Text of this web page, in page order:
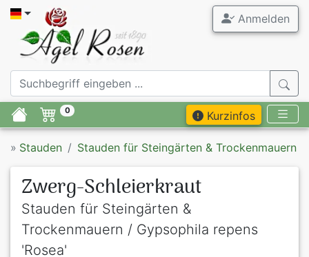
Anmelden
0 Kurzinfos
» Stauden Stauden für Steingärten & Trockenmauern
Zwerg-Schleierkraut
Stauden für Steingärten &
Trockenmauern / Gypsophila repens
'Rosea'